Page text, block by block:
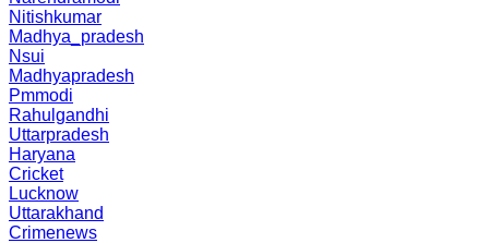
Nitishkumar
Madhya_pradesh
Nsui
Madhyapradesh
Pmmodi
Rahulgandhi
Uttarpradesh
Haryana
Cricket
Lucknow
Uttarakhand
Crimenews